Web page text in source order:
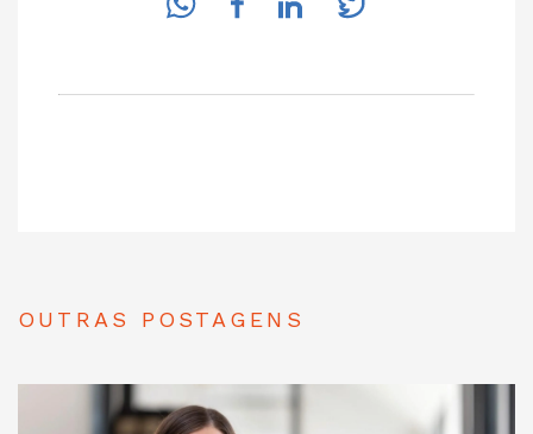
OUTRAS POSTAGENS